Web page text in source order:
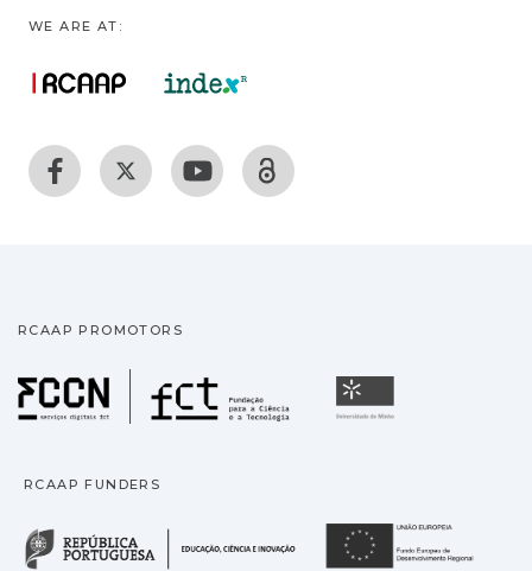
WE ARE AT:
RCAAP PROMOTORS
Fundação para a
RCAAP FUNDERS
República Portuguesa